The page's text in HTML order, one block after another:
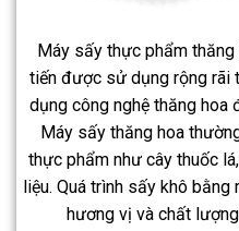
Máy sấy thực phẩm
tiến được sử dụng rộng rãi
dụng công nghệ thăng hoa
Máy sấy thăng hoa
thực phẩm như cây thuốc
liệu. Quá trình sấy khô
hương vị và chất